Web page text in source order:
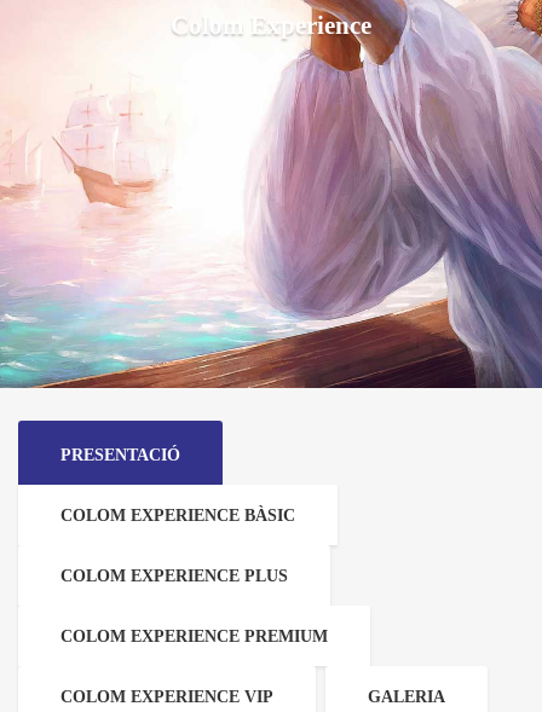
Colom Experience
PRESENTACIÓ
COLOM EXPERIENCE BÀSIC
COLOM EXPERIENCE PLUS
COLOM EXPERIENCE PREMIUM
COLOM EXPERIENCE VIP GALERIA